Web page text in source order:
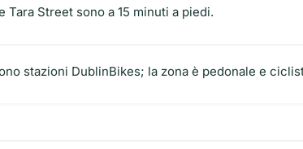
Tara Street sono a 15 minuti a piedi.
stazioni DublinBikes; la zona è pedonale e